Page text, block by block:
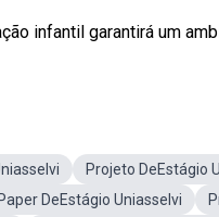
infantil garantirá um
Projeto DeEstágio
Paper DeEstágio Uniasselvi